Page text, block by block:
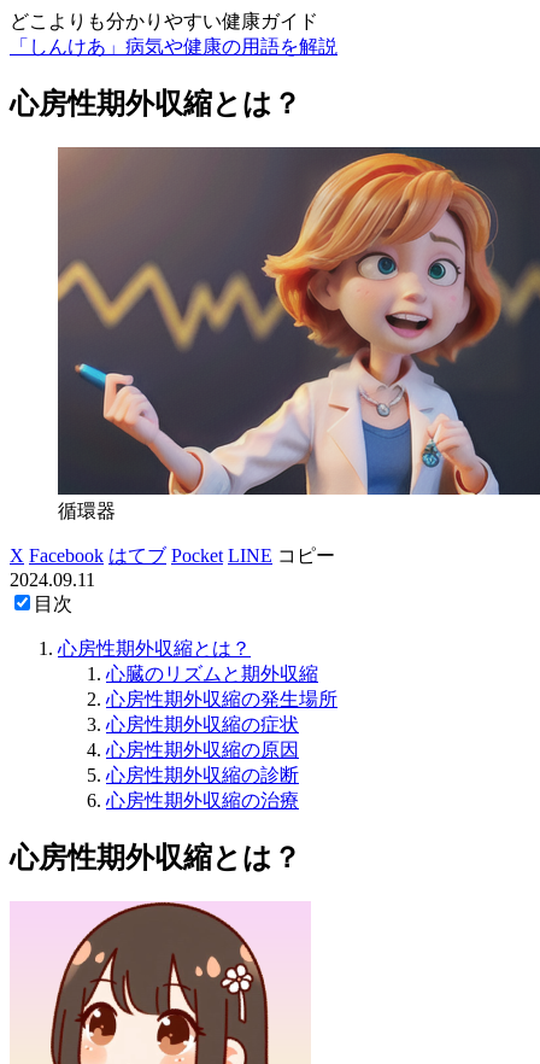
どこよりも分かりやすい健康ガイド
「しんけあ」病気や健康の用語を解説
心房性期外収縮とは？
循環器
X Facebook はてブ Pocket LINE コピー
2024.09.11
目次
心房性期外収縮とは？
心臓のリズムと期外収縮
心房性期外収縮の発生場所
心房性期外収縮の症状
心房性期外収縮の原因
心房性期外収縮の診断
心房性期外収縮の治療
心房性期外収縮とは？